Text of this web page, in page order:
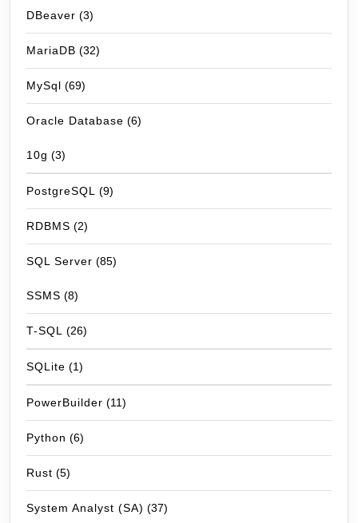
DBeaver (3)
MariaDB (32)
MySql (69)
Oracle Database (6)
10g (3)
PostgreSQL (9)
RDBMS (2)
SQL Server (85)
SSMS (8)
T-SQL (26)
SQLite (1)
PowerBuilder (11)
Python (6)
Rust (5)
System Analyst (SA) (37)